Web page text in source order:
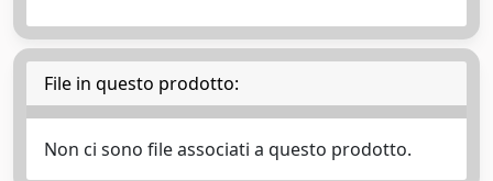
File in questo prodotto:
Non ci sono file associati a questo prodotto.